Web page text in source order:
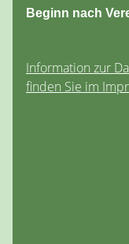
Beginn nach
Information zur
finden Sie im